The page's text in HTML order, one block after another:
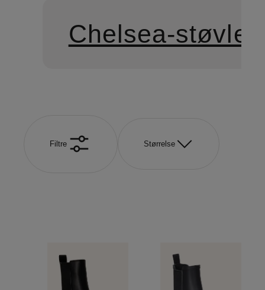
Chelsea-støvler
Filtre Størrelse